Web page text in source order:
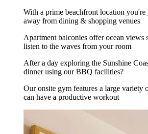
With a prime beachfront location you're
away from dining & shopping venues
Apartment balconies offer ocean views
listen to the waves from your room
After a day exploring the Sunshine
dinner using our BBQ facilities?
Our onsite gym features a large variety
can have a productive workout